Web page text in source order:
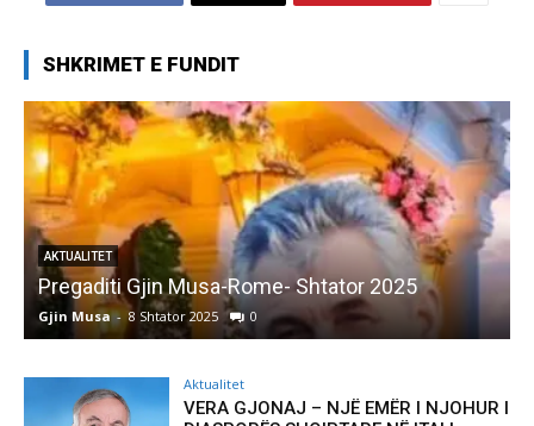
SHKRIMET E FUNDIT
AKTUALITET
Pregaditi Gjin Musa-Rome- Shtator 2025
Gjin Musa - 8 Shtator 2025 0
Aktualitet
VERA GJONAJ – NJË EMËR I NJOHUR I